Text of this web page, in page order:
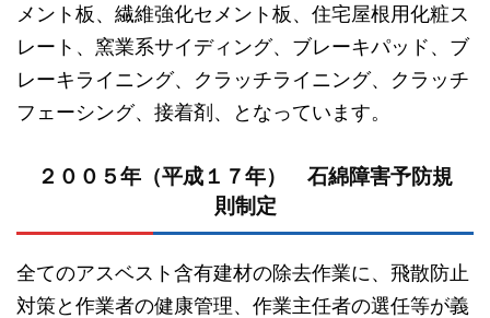
メント板、繊維強化セメント板、住宅屋根用化粧ス
レート、窯業系サイディング、ブレーキパッド、ブ
レーキライニング、クラッチライニング、クラッチ
フェーシング、接着剤、となっています。
２００５年（平成１７年） 石綿障害予防規
則制定
全てのアスベスト含有建材の除去作業に、飛散防止
対策と作業者の健康管理、作業主任者の選任等が義